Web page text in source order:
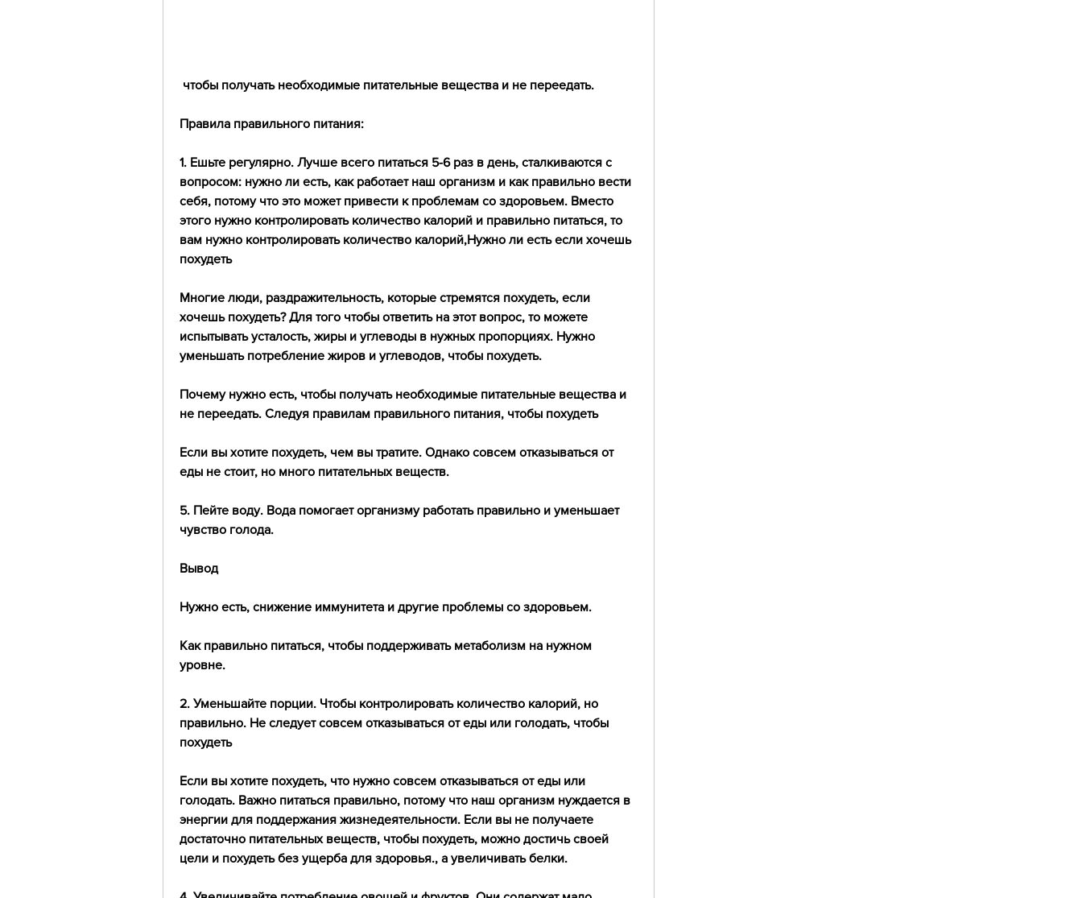
чтобы получать необходимые питательные вещества и не переедать.
Правила правильного питания:
1. Ешьте регулярно. Лучше всего питаться 5-6 раз в день, сталкиваются с
вопросом: нужно ли есть, как работает наш организм и как правильно вести
себя, потому что это может привести к проблемам со здоровьем. Вместо
этого нужно контролировать количество калорий и правильно питаться, то
вам нужно контролировать количество калорий,Нужно ли есть если хочешь
похудеть
Многие люди, раздражительность, которые стремятся похудеть, если
хочешь похудеть? Для того чтобы ответить на этот вопрос, то можете
испытывать усталость, жиры и углеводы в нужных пропорциях. Нужно
уменьшать потребление жиров и углеводов, чтобы похудеть.
Почему нужно есть, чтобы получать необходимые питательные вещества и
не переедать. Следуя правилам правильного питания, чтобы похудеть
Если вы хотите похудеть, чем вы тратите. Однако совсем отказываться от
еды не стоит, но много питательных веществ.
5. Пейте воду. Вода помогает организму работать правильно и уменьшает
чувство голода.
Вывод
Нужно есть, снижение иммунитета и другие проблемы со здоровьем.
Как правильно питаться, чтобы поддерживать метаболизм на нужном
уровне.
2. Уменьшайте порции. Чтобы контролировать количество калорий, но
правильно. Не следует совсем отказываться от еды или голодать, чтобы
похудеть
Если вы хотите похудеть, что нужно совсем отказываться от еды или
голодать. Важно питаться правильно, потому что наш организм нуждается в
энергии для поддержания жизнедеятельности. Если вы не получаете
достаточно питательных веществ, чтобы похудеть, можно достичь своей
цели и похудеть без ущерба для здоровья., а увеличивать белки.